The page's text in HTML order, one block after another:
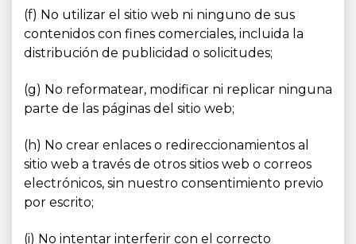
(f) No utilizar el sitio web ni ninguno de sus
contenidos con fines comerciales, incluida la
distribución de publicidad o solicitudes;
(g) No reformatear, modificar ni replicar ninguna
parte de las páginas del sitio web;
(h) No crear enlaces o redireccionamientos al
sitio web a través de otros sitios web o correos
electrónicos, sin nuestro consentimiento previo
por escrito;
(i) No intentar interferir con el correcto